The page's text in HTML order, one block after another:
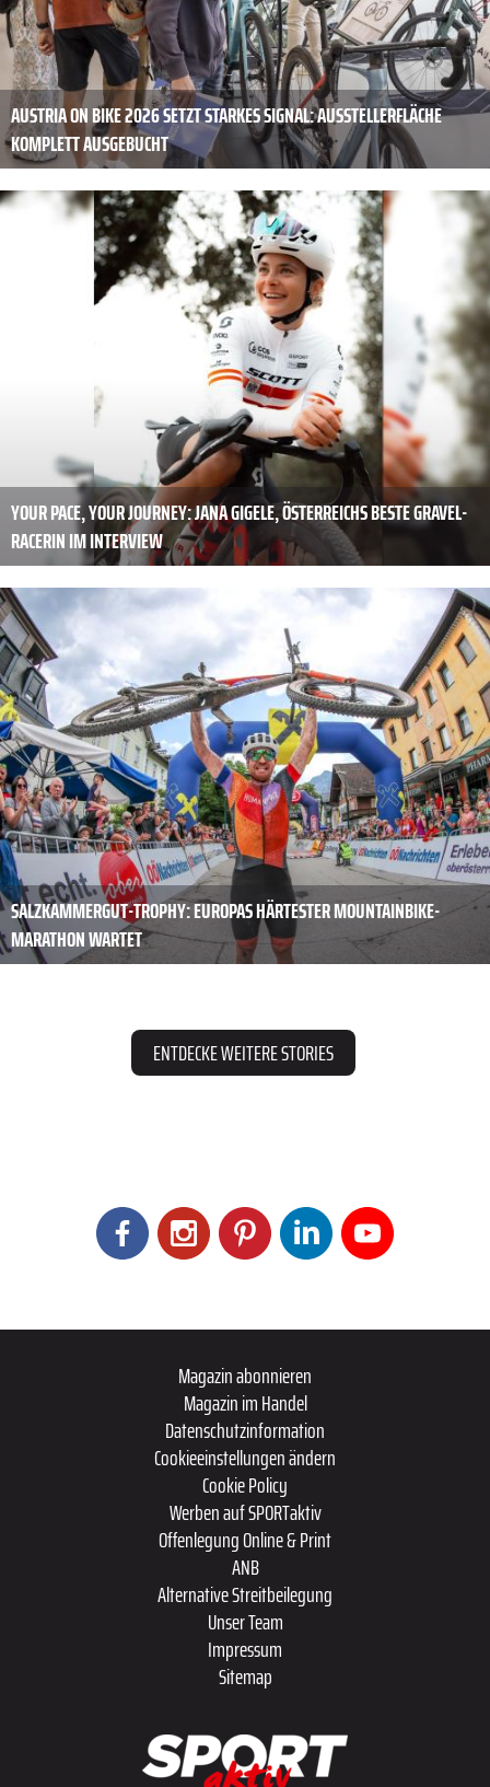
AUSTRIA ON BIKE 2026 SETZT STARKES SIGNAL: AUSSTELLERFLÄCHE
KOMPLETT AUSGEBUCHT
YOUR PACE, YOUR JOURNEY: JANA GIGELE, ÖSTERREICHS BESTE GRAVEL-
RACERIN IM INTERVIEW
SALZKAMMERGUT-TROPHY: EUROPAS HÄRTESTER MOUNTAINBIKE-
MARATHON WARTET
ENTDECKE WEITERE STORIES
Magazin abonnieren
Magazin im Handel
Datenschutzinformation
Cookieeinstellungen ändern
Cookie Policy
Werben auf SPORTaktiv
Offenlegung Online & Print
ANB
Alternative Streitbeilegung
Unser Team
Impressum
Sitemap